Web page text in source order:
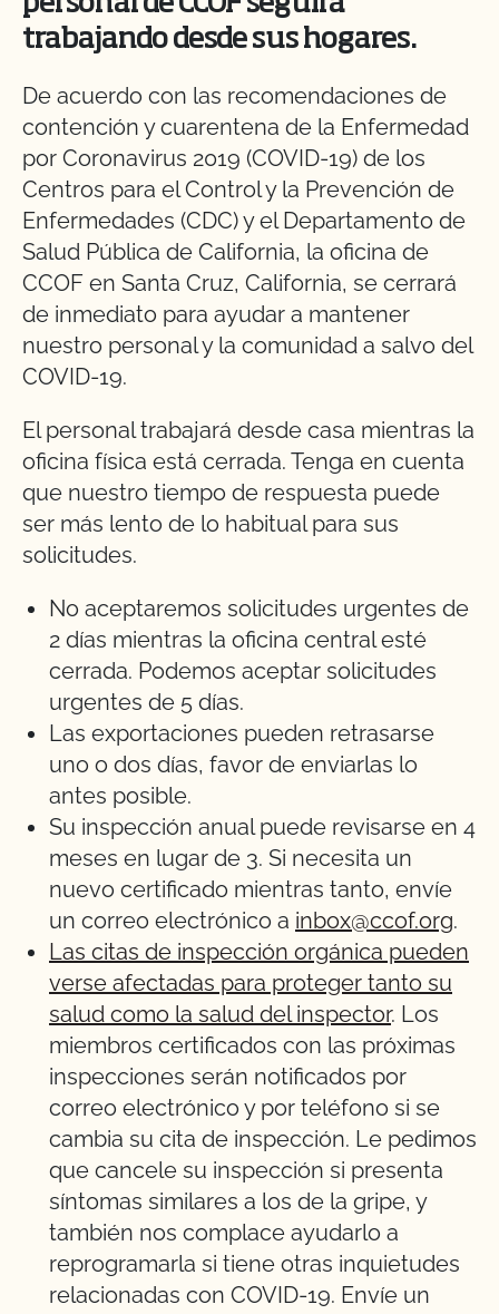
trabajando desde sus hogares.
De acuerdo con las recomendaciones de
contención y cuarentena de la Enfermedad
por Coronavirus 2019 (COVID-19) de los
Centros para el Control y la Prevención de
Enfermedades (CDC) y el Departamento de
Salud Pública de California, la oficina de
CCOF en Santa Cruz, California, se cerrará
de inmediato para ayudar a mantener
nuestro personal y la comunidad a salvo del
COVID-19.
El personal trabajará desde casa mientras la
oficina física está cerrada. Tenga en cuenta
que nuestro tiempo de respuesta puede
ser más lento de lo habitual para sus
solicitudes.
No aceptaremos solicitudes urgentes de
2 días mientras la oficina central esté
cerrada. Podemos aceptar solicitudes
urgentes de 5 días.
Las exportaciones pueden retrasarse
uno o dos días, favor de enviarlas lo
antes posible.
Su inspección anual puede revisarse en 4
meses en lugar de 3. Si necesita un
nuevo certificado mientras tanto, envíe
un correo electrónico a inbox@ccof.org.
Las citas de inspección orgánica pueden
verse afectadas para proteger tanto su
salud como la salud del inspector. Los
miembros certificados con las próximas
inspecciones serán notificados por
correo electrónico y por teléfono si se
cambia su cita de inspección. Le pedimos
que cancele su inspección si presenta
síntomas similares a los de la gripe, y
también nos complace ayudarlo a
reprogramarla si tiene otras inquietudes
relacionadas con COVID-19. Envíe un